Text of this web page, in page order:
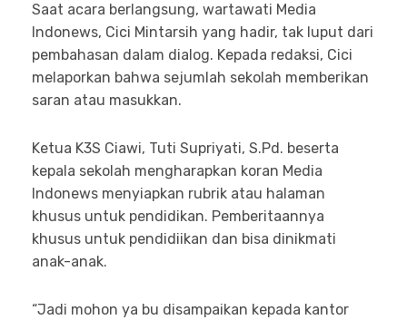
Saat acara berlangsung, wartawati Media
Indonews, Cici Mintarsih yang hadir, tak luput dari
pembahasan dalam dialog. Kepada redaksi, Cici
melaporkan bahwa sejumlah sekolah memberikan
saran atau masukkan.
Ketua K3S Ciawi, Tuti Supriyati, S.Pd. beserta
kepala sekolah mengharapkan koran Media
Indonews menyiapkan rubrik atau halaman
khusus untuk pendidikan. Pemberitaannya
khusus untuk pendidiikan dan bisa dinikmati
anak-anak.
“Jadi mohon ya bu disampaikan kepada kantor